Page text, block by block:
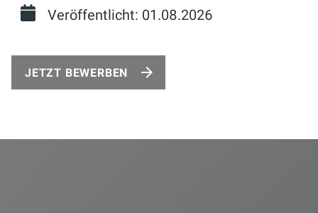
Veröffentlicht: 01.08.2026
JETZT BEWERBEN